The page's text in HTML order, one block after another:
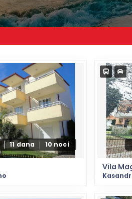
11 dana 10 noci
Vila